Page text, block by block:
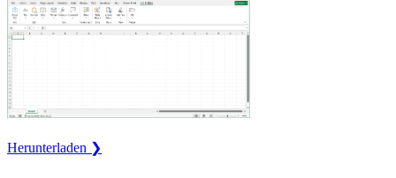
Herunterladen ❯